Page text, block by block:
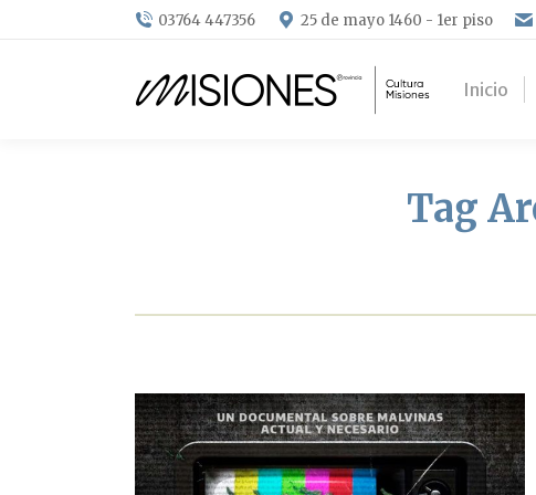
03764 447356 25 de mayo 1460 - 1er piso
Inicio
Tag